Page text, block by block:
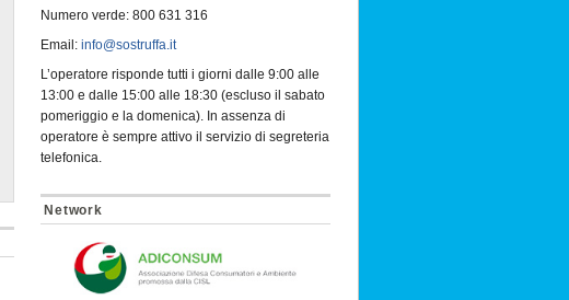
Numero verde: 800 631 316
Email: info@sostruffa.it
L’operatore risponde tutti i giorni dalle 9:00 alle
13:00 e dalle 15:00 alle 18:30 (escluso il sabato
pomeriggio e la domenica). In assenza di
operatore è sempre attivo il servizio di segreteria
telefonica.
Network